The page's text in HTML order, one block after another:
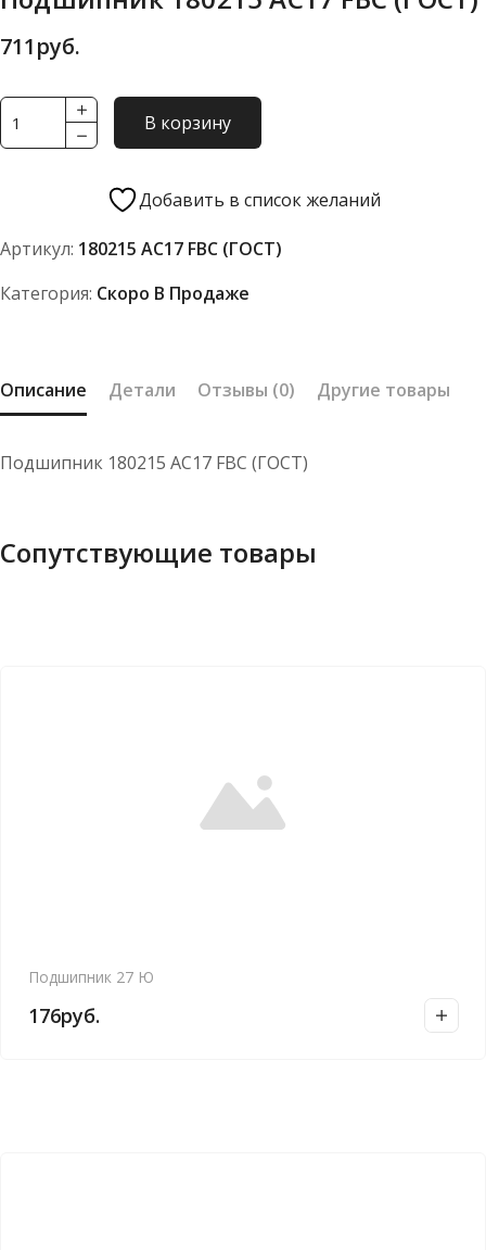
711руб.
Количество
товара
FBC
В корзину
Добавить в список желаний
Артикул: 180215 АС17 FBC (ГОСТ)
Категория: Скоро В Продаже
Описание Детали Отзывы (0) Другие товары
Подшипник 180215 АС17 FBC (ГОСТ)
Сопутствующие товары
Подшипник 27 Ю
176руб.